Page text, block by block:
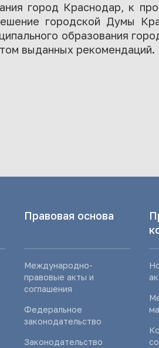
город Краснодар, к
городской Думы
образования
выданных рекомендаций.
Правовая основа
Международно-
правовые акты и
соглашения
Федеральное
законодательство
Законодательство